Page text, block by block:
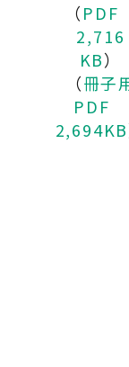
（PDF
2,716
KB）
（冊子
PDF
2,694KB